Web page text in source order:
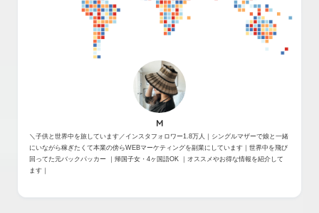
M
＼子供と世界中を旅しています／インスタフォロワー1.8万人｜シングルマザーで娘と一緒
にいながら稼ぎたくて本業の傍らWEBマーケティングを副業にしています｜世界中を飛び
回ってた元バックパッカー ｜帰国子女・4ヶ国語OK ｜オススメやお得な情報を紹介して
ます｜